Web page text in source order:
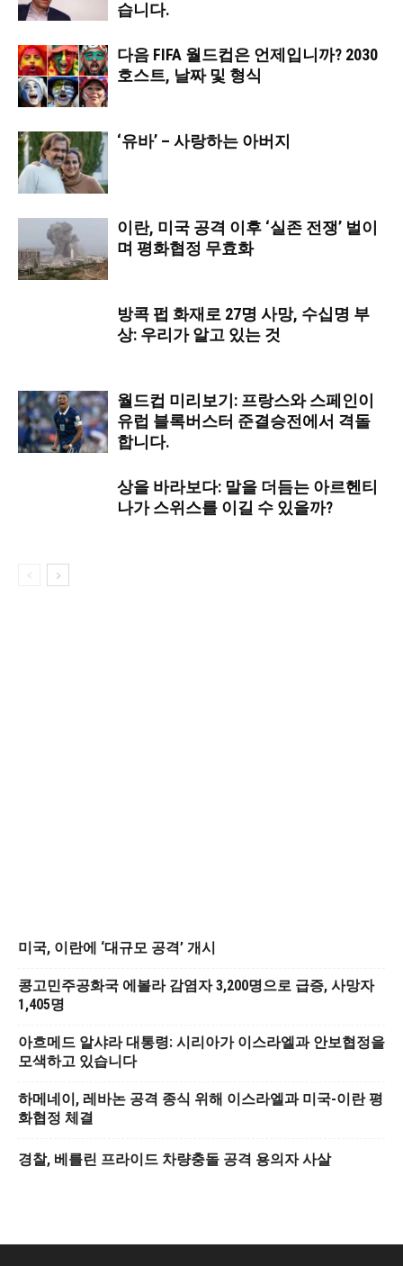
습니다.
다음 FIFA 월드컵은 언제입니까? 2030
호스트, 날짜 및 형식
‘유바’ – 사랑하는 아버지
이란, 미국 공격 이후 ‘실존 전쟁’ 벌이
며 평화협정 무효화
방콕 펍 화재로 27명 사망, 수십명 부
상: 우리가 알고 있는 것
월드컵 미리보기: 프랑스와 스페인이
유럽 블록버스터 준결승전에서 격돌
합니다.
상을 바라보다: 말을 더듬는 아르헨티
나가 스위스를 이길 수 있을까?
미국, 이란에 ‘대규모 공격’ 개시
콩고민주공화국 에볼라 감염자 3,200명으로 급증, 사망자
1,405명
아흐메드 알샤라 대통령: 시리아가 이스라엘과 안보협정을
모색하고 있습니다
하메네이, 레바논 공격 종식 위해 이스라엘과 미국-이란 평
화협정 체결
경찰, 베를린 프라이드 차량충돌 공격 용의자 사살